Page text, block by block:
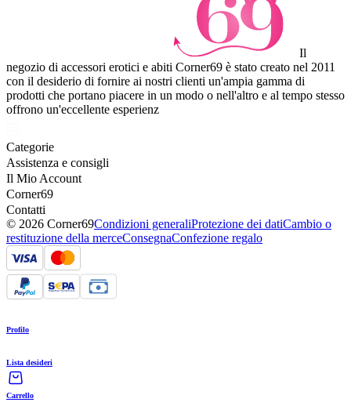
Il
negozio di accessori erotici e abiti Corner69 è stato creato nel 2011
con il desiderio di fornire ai nostri clienti un'ampia gamma di
prodotti che portano piacere in un modo o nell'altro e al tempo stesso
offrono un'eccellente esperienz
Categorie
Assistenza e consigli
Il Mio Account
Corner69
Contatti
© 2026 Corner69Condizioni generaliProtezione dei datiCambio o
restituzione della merceConsegnaConfezione regalo
Profilo
Lista desideri
Carrello